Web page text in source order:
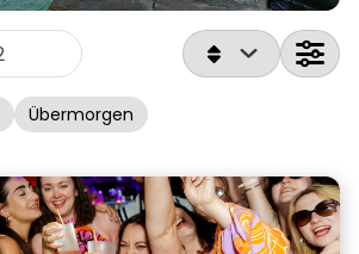
Übermorgen